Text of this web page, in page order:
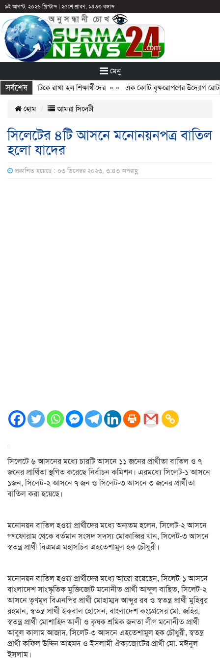
৯ই আগস্ট, ২০২৬ খ্রিস্টাব্দ| ২৫শে শ্রাবণ, ১৪৩৩ বঙ্গাব্দ
মেনু
সর্বশেষ
পরও আটকে রাখা হল শিক্ষার্থীদের» «এক কোটি বৃক্ষরোপণের উদ্যোগ
হোম আমরা সিলেটী
সিলেটের ৪টি আসনে মনোনয়নপত্র বাতিল
হলো যাদের
প্রকাশিত হয়েছে : ০৩ ডিসেম্বর ২০২৩, ৩:৪৩ অপরাহ্ণ
সিলেটে ৬ আসনের মধ্যে চারটি আসনে ১১ জনের প্রার্থীতা বাতিল ও ৭
জনের প্রার্থিতা স্থগিত করেছে নির্বাচন কমিশন। এরমধ্যে সিলেট-১ আসনে
১জন, সিলেট-২ আসনে ৭ জন ও সিলেট-৩ আসনে ৩ জনের প্রার্থীতা
বাতিল করা হয়েছে।
মনোনয়ন বাতিল হওয়া প্রার্থীদের মধ্যে অন্যতম হলেন, সিলেট-২ আসনে
গণফোরাম থেকে বর্তমান সংসদ সদস্য মোকাব্বির খান, সিলেট-৩ আসনে
স্বতন্ত্র প্রার্থী বিএমএ মহাসচিব এহতেশামুল হক চৌধুরী।
মনোনয়ন বাতিল হওয়া প্রার্থীদের মধ্যে আরো রয়েছেন, সিলেট-১ আসনে
বাংলাদেশ সাংস্কৃতিক মুক্তিজোট মনোনীত প্রার্থী আব্দুল বাছিত, সিলেট-২
আসনে তৃণমূল বিএনপির প্রার্থী মোহাম্মদ আব্দুর রব ও স্বতন্ত্র প্রার্থী মুহিবুর
রহমান, স্বতন্ত্র প্রার্থী ইকবাল হোসেন, বাংলাদেশ কংগ্রেসের মো. জহির,
স্বতন্ত্র প্রার্থী মোশাহিদ আলী ও কৃষক শ্রমিক জনতা লীগ মনোনীত প্রার্থী
আবুল কালাম আজাদ, সিলেট-৩ আসনে এহতেশামুল হক চৌধুরী, স্বতন্ত্র
প্রার্থী কফিল উদ্দিন আহমদ ও ইসলামী ঐক্যজোটের প্রার্থী মো. মঈনুল
ইসলাম।